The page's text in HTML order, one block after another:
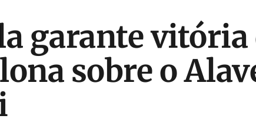
garante vitória
sobre o